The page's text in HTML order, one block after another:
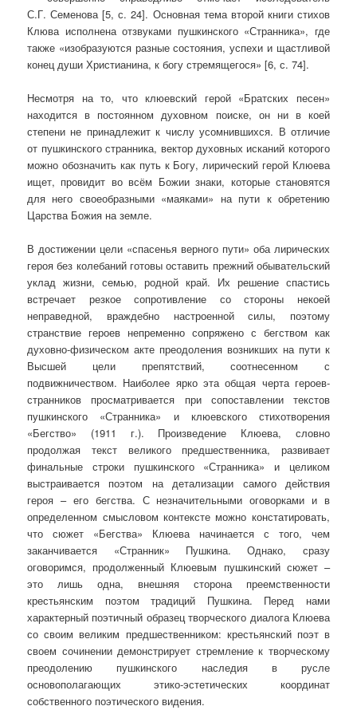
С.Г. Семенова [5, с. 24]. Основная тема второй книги стихов
Клюва исполнена отзвуками пушкинского «Странника», где
также «изобразуются разные состояния, успехи и щастливой
конец души Христианина, к богу стремящегося» [6, с. 74].
Несмотря на то, что клюевский герой «Братских песен»
находится в постоянном духовном поиске, он ни в коей
степени не принадлежит к числу усомнившихся. В отличие
от пушкинского странника, вектор духовных исканий которого
можно обозначить как путь к Богу, лирический герой Клюева
ищет, провидит во всём Божии знаки, которые становятся
для него своеобразными «маяками» на пути к обретению
Царства Божия на земле.
В достижении цели «спасенья верного пути» оба лирических
героя без колебаний готовы оставить прежний обывательский
уклад жизни, семью, родной край. Их решение спастись
встречает резкое сопротивление со стороны некоей
неправедной, враждебно настроенной силы, поэтому
странствие героев непременно сопряжено с бегством как
духовно-физическом акте преодоления возникших на пути к
Высшей цели препятствий, соотнесенном с
подвижничеством. Наиболее ярко эта общая черта героев-
странников просматривается при сопоставлении текстов
пушкинского «Странника» и клюевского стихотворения
«Бегство» (1911 г.). Произведение Клюева, словно
продолжая текст великого предшественника, развивает
финальные строки пушкинского «Странника» и целиком
выстраивается поэтом на детализации самого действия
героя – его бегства. С незначительными оговорками и в
определенном смысловом контексте можно констатировать,
что сюжет «Бегства» Клюева начинается с того, чем
заканчивается «Странник» Пушкина. Однако, сразу
оговоримся, продолженный Клюевым пушкинский сюжет –
это лишь одна, внешняя сторона преемственности
крестьянским поэтом традиций Пушкина. Перед нами
характерный поэтичный образец творческого диалога Клюева
со своим великим предшественником: крестьянский поэт в
своем сочинении демонстрирует стремление к творческому
преодолению пушкинского наследия в русле
основополагающих этико-эстетических координат
собственного поэтического видения.